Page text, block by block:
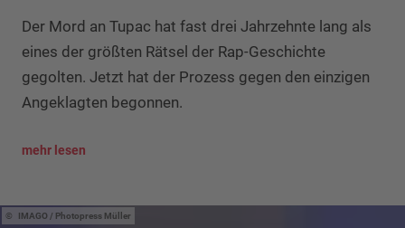
Der Mord an Tupac hat fast drei Jahrzehnte lang als
eines der größten Rätsel der Rap-Geschichte
gegolten. Jetzt hat der Prozess gegen den einzigen
Angeklagten begonnen.
mehr lesen
IMAGO / Photopress Müller